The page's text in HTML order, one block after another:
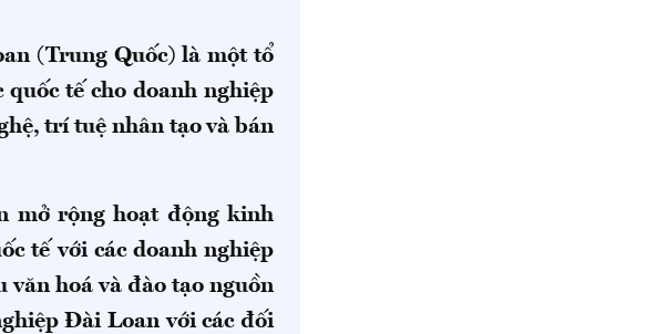
(Trung Quốc) là một tổ
tế cho doanh nghiệp
trí tuệ nhân tạo và bán
mở rộng hoạt động kinh
tế với các doanh nghiệp
văn hoá và đào tạo nguồn
Đài Loan với các đối